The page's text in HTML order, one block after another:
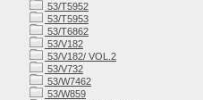
53/T5952
53/T5953
53/T6862
53/V182
53/V182/ VOL.2
53/V732
53/W7462
53/W859